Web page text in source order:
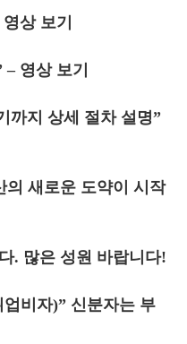
상 보기
영상 보기
까지 상세 절차 설명”
의 새로운 도약이 시작
. 많은 성원 바랍니다!
비자)” 신분자는 부